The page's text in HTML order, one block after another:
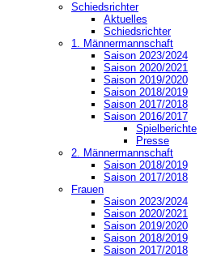
Schiedsrichter
Aktuelles
Schiedsrichter
1. Männermannschaft
Saison 2023/2024
Saison 2020/2021
Saison 2019/2020
Saison 2018/2019
Saison 2017/2018
Saison 2016/2017
Spielberichte
Presse
2. Männermannschaft
Saison 2018/2019
Saison 2017/2018
Frauen
Saison 2023/2024
Saison 2020/2021
Saison 2019/2020
Saison 2018/2019
Saison 2017/2018